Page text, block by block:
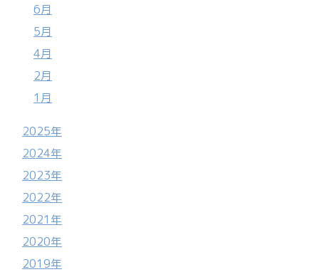
6月
5月
4月
2月
1月
2025年
2024年
2023年
2022年
2021年
2020年
2019年